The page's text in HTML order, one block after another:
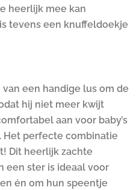
heerlijk mee kan
tevens een knuffeldoekje
een handige lus om de
hij niet meer kwijt
aan voor baby’s
Het perfecte combinatie
Dit heerlijk zachte
een ster is ideaal voor
én om hun speentje